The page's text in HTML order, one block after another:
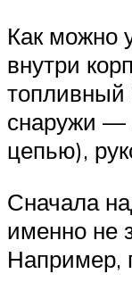
Как можно
внутри
топливный
снаружи —
цепью),
Сначала
именно не
Например,